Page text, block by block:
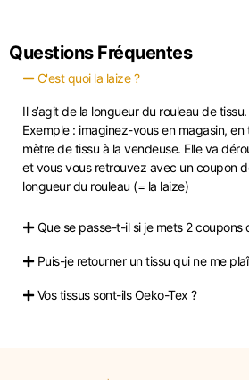
Questions Fréquentes
C'est quoi la laize ?
Il s’agit de la longueur du rouleau de tissu.
Exemple : imaginez-vous en magasin, en
mètre de tissu à la vendeuse. Elle va
et vous vous retrouvez avec un coupon
longueur du rouleau (= la laize)
Que se passe-t-il si je mets 2 coupons
Puis-je retourner un tissu qui ne me
Vos tissus sont-ils Oeko-Tex ?